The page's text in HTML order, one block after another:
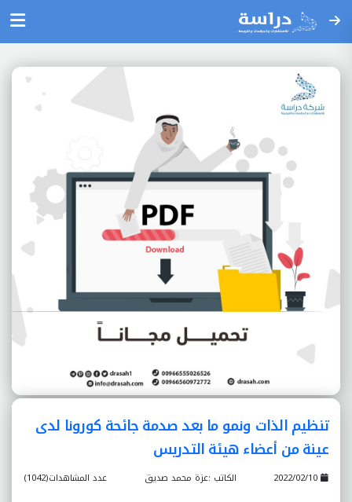
تنظيم الذات ونمو ما بعد صدمة جائحة كورونا لدى
عينة من أعضاء هيئة التدريس
عدد المشاهدات(1042) الكاتب :عزة محمد صديق